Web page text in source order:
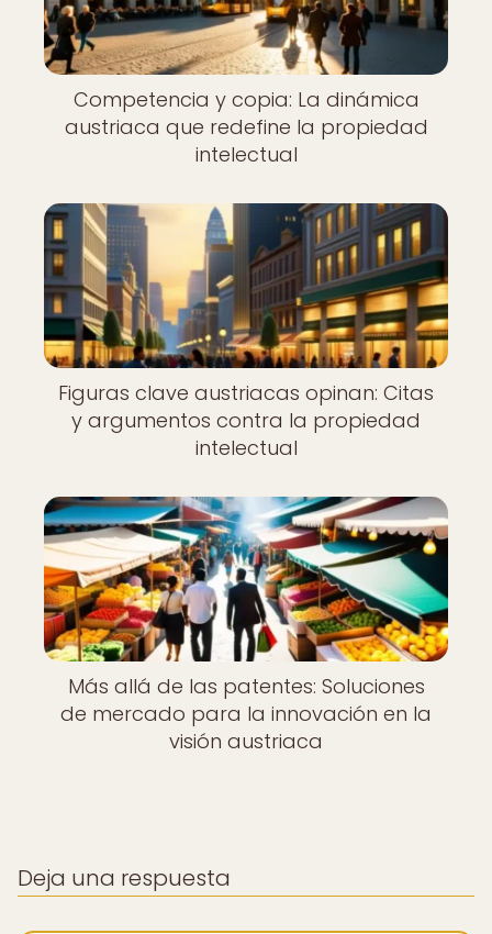
Competencia y copia: La dinámica
austriaca que redefine la propiedad
intelectual
Figuras clave austriacas opinan: Citas
y argumentos contra la propiedad
intelectual
Más allá de las patentes: Soluciones
de mercado para la innovación en la
visión austriaca
Deja una respuesta